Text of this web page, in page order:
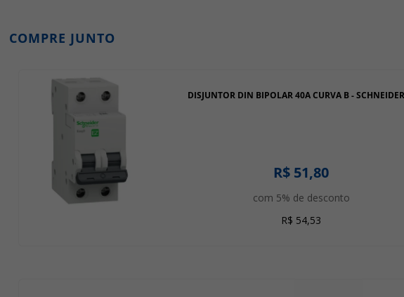
COMPRE JUNTO
DISJUNTOR DIN BIPOLAR 40A CURVA B - SCHNEIDER
R$ 51,80
com 5% de desconto
R$ 54,53